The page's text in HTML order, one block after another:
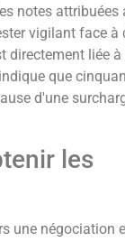
notes attribuées
vigilant face à
directement liée
que
d'une
les
une négociation